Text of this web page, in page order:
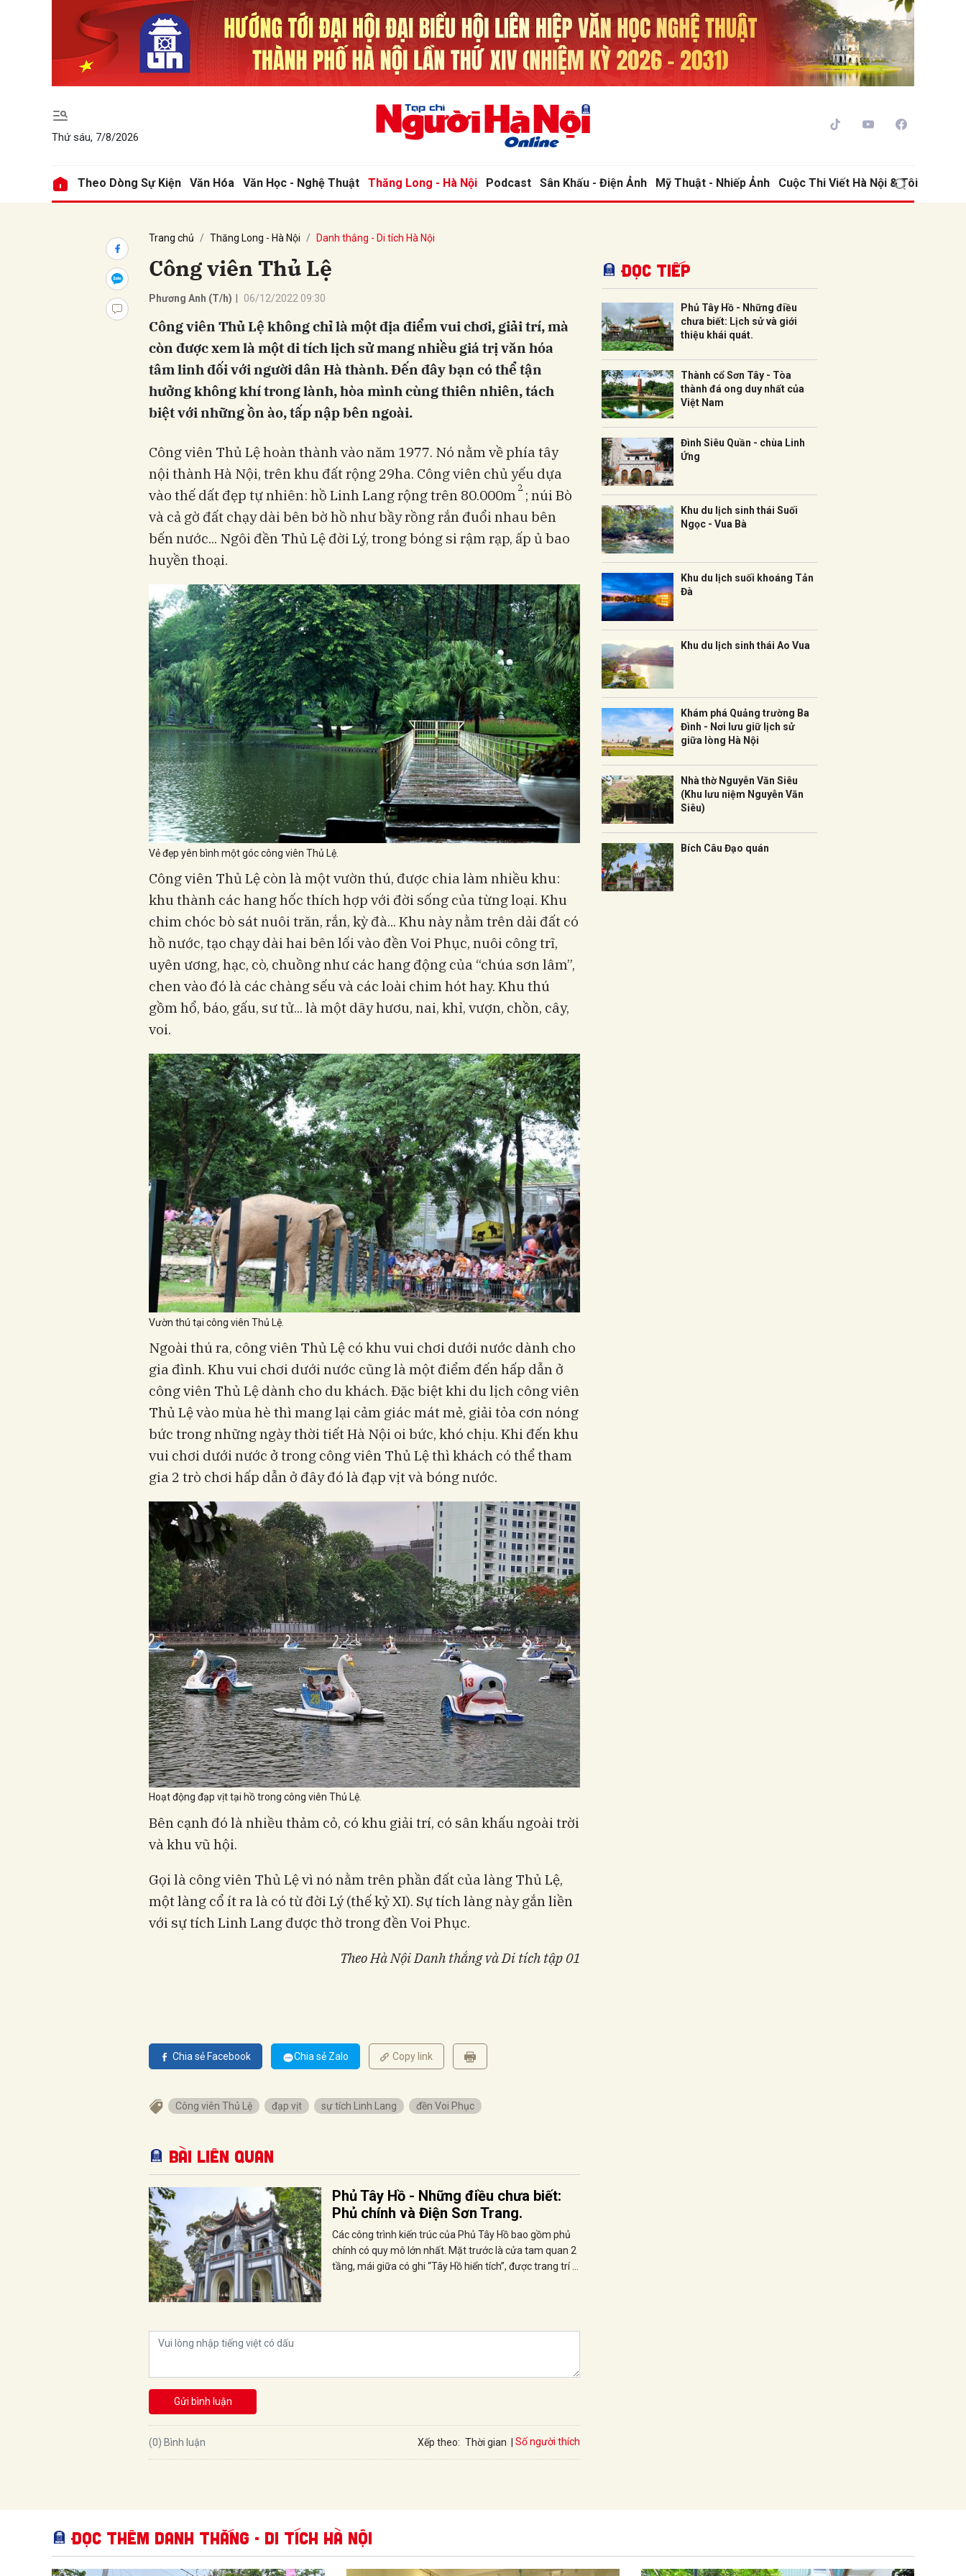
Thứ sáu, 7/8/2026
Theo Dòng Sự Kiện Văn Hóa Văn Học - Nghệ Thuật Thăng Long - Hà Nội Podcast Sân Khấu - Điện Ảnh Mỹ Thuật - Nhiếp Ảnh Cuộc Thi Viết Hà Nội & Tôi
Trang chủ Thăng Long - Hà Nội Danh thắng - Di tích Hà Nội
Công viên Thủ Lệ
Phương Anh (T/h) 06/12/2022 09:30
Công viên Thủ Lệ không chỉ là một địa điểm vui chơi, giải trí, mà
còn được xem là một di tích lịch sử mang nhiều giá trị văn hóa
tâm linh đối với người dân Hà thành. Đến đây bạn có thể tận
hưởng không khí trong lành, hòa mình cùng thiên nhiên, tách
biệt với những ồn ào, tấp nập bên ngoài.
Công viên Thủ Lệ hoàn thành vào năm 1977. Nó nằm về phía tây
nội thành Hà Nội, trên khu đất rộng 29ha. Công viên chủ yếu dựa
vào thế dất đẹp tự nhiên: hồ Linh Lang rộng trên 80.000m2 ; núi Bò
và cả gờ đất chạy dài bên bờ hồ như bầy rồng rắn đuổi nhau bên
bến nước... Ngôi đền Thủ Lệ đời Lý, trong bóng si rậm rạp, ấp ủ bao
huyền thoại.
Vẻ đẹp yên bình một góc công viên Thủ Lệ.
Công viên Thủ Lệ còn là một vườn thú, được chia làm nhiều khu:
khu thành các hang hốc thích hợp với đời sống của từng loại. Khu
chim chóc bò sát nuôi trăn, rắn, kỳ đà... Khu này nằm trên dải đất có
hồ nước, tạo chạy dài hai bên lối vào đền Voi Phục, nuôi công trĩ,
uyên ương, hạc, cò, chuồng như các hang động của “chúa sơn lâm”,
chen vào đó là các chàng sếu và các loài chim hót hay. Khu thú
gồm hổ, báo, gấu, sư tử... là một dãy hươu, nai, khỉ, vượn, chồn, cây,
voi.
Vườn thú tại công viên Thủ Lệ.
Ngoài thú ra, công viên Thủ Lệ có khu vui chơi dưới nước dành cho
gia đình. Khu vui chơi dưới nước cũng là một điểm đến hấp dẫn ở
công viên Thủ Lệ dành cho du khách. Đặc biệt khi du lịch công viên
Thủ Lệ vào mùa hè thì mang lại cảm giác mát mẻ, giải tỏa cơn nóng
bức trong những ngày thời tiết Hà Nội oi bức, khó chịu. Khi đến khu
vui chơi dưới nước ở trong công viên Thủ Lệ thì khách có thể tham
gia 2 trò chơi hấp dẫn ở đây đó là đạp vịt và bóng nước.
Hoạt động đạp vịt tại hồ trong công viên Thủ Lệ.
Bên cạnh đó là nhiều thảm cỏ, có khu giải trí, có sân khấu ngoài trời
và khu vũ hội.
Gọi là công viên Thủ Lệ vì nó nằm trên phần đất của làng Thủ Lệ,
một làng cổ ít ra là có từ đời Lý (thế kỷ XI). Sự tích làng này gắn liền
với sự tích Linh Lang được thờ trong đền Voi Phục.
Theo Hà Nội Danh thắng và Di tích tập 01
Chia sẻ Facebook Chia sẻ Zalo Copy link
Công viên Thủ Lệ đạp vịt sự tích Linh Lang đền Voi Phục
Bài liên quan
Phủ Tây Hồ - Những điều chưa biết:
Phủ chính và Điện Sơn Trang.
Các công trình kiến trúc của Phủ Tây Hồ bao gồm phủ
chính có quy mô lớn nhất. Mặt trước là cửa tam quan 2
tầng, mái giữa có ghi “Tây Hồ hiển tích”, được trang trí tỉ
lầu Cô, lầu Cậu…
Gửi bình luận
(0) Bình luận Xếp theo: Thời gian Số người thích
Đọc tiếp
Phủ Tây Hồ - Những điều
chưa biết: Lịch sử và giới
thiệu khái quát.
Thành cổ Sơn Tây - Tòa
thành đá ong duy nhất của
Việt Nam
Đình Siêu Quần - chùa Linh
Ứng
Khu du lịch sinh thái Suối
Ngọc - Vua Bà
Khu du lịch suối khoáng Tản
Đà
Khu du lịch sinh thái Ao Vua
Khám phá Quảng trường Ba
Đình - Nơi lưu giữ lịch sử
giữa lòng Hà Nội
Nhà thờ Nguyễn Văn Siêu
(Khu lưu niệm Nguyễn Văn
Siêu)
Bích Câu Đạo quán
Đọc thêm Danh thắng - Di tích Hà Nội
Gửi bình luận